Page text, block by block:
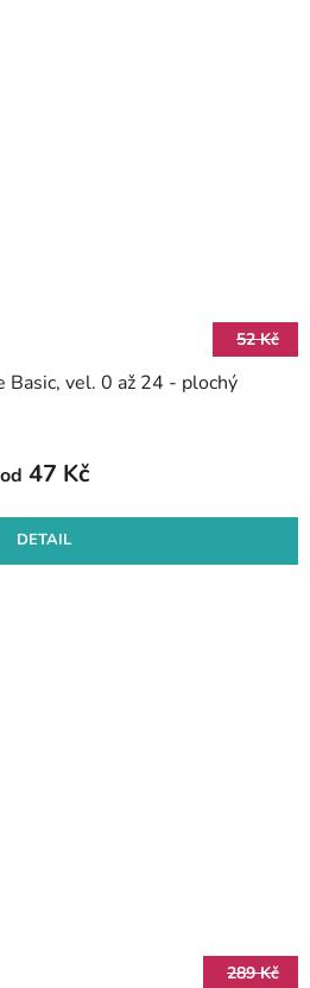
52 Kč
Basic, vel. 0 až 24 - plochý
od 47 Kč
DETAIL
289 Kč